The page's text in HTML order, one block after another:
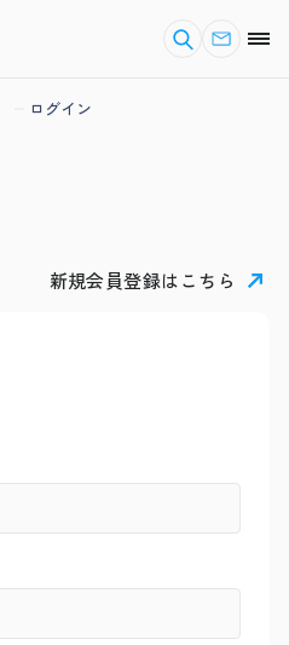
ログイン
新規会員登録はこちら